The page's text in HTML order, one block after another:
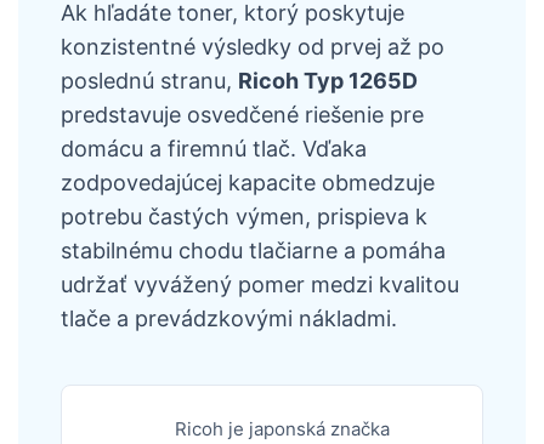
Ak hľadáte toner, ktorý poskytuje
konzistentné výsledky od prvej až po
poslednú stranu, Ricoh Typ 1265D
predstavuje osvedčené riešenie pre
domácu a firemnú tlač. Vďaka
zodpovedajúcej kapacite obmedzuje
potrebu častých výmen, prispieva k
stabilnému chodu tlačiarne a pomáha
udržať vyvážený pomer medzi kvalitou
tlače a prevádzkovými nákladmi.
Ricoh je japonská značka